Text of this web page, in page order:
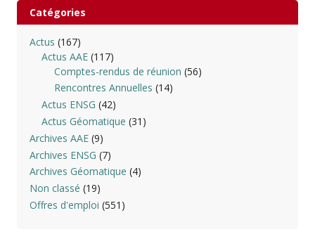
Catégories
Actus (167)
Actus AAE (117)
Comptes-rendus de réunion (56)
Rencontres Annuelles (14)
Actus ENSG (42)
Actus Géomatique (31)
Archives AAE(9)
Archives ENSG (7)
Archives Géomatique (4)
Non classé (19)
Offres d'emploi (551)